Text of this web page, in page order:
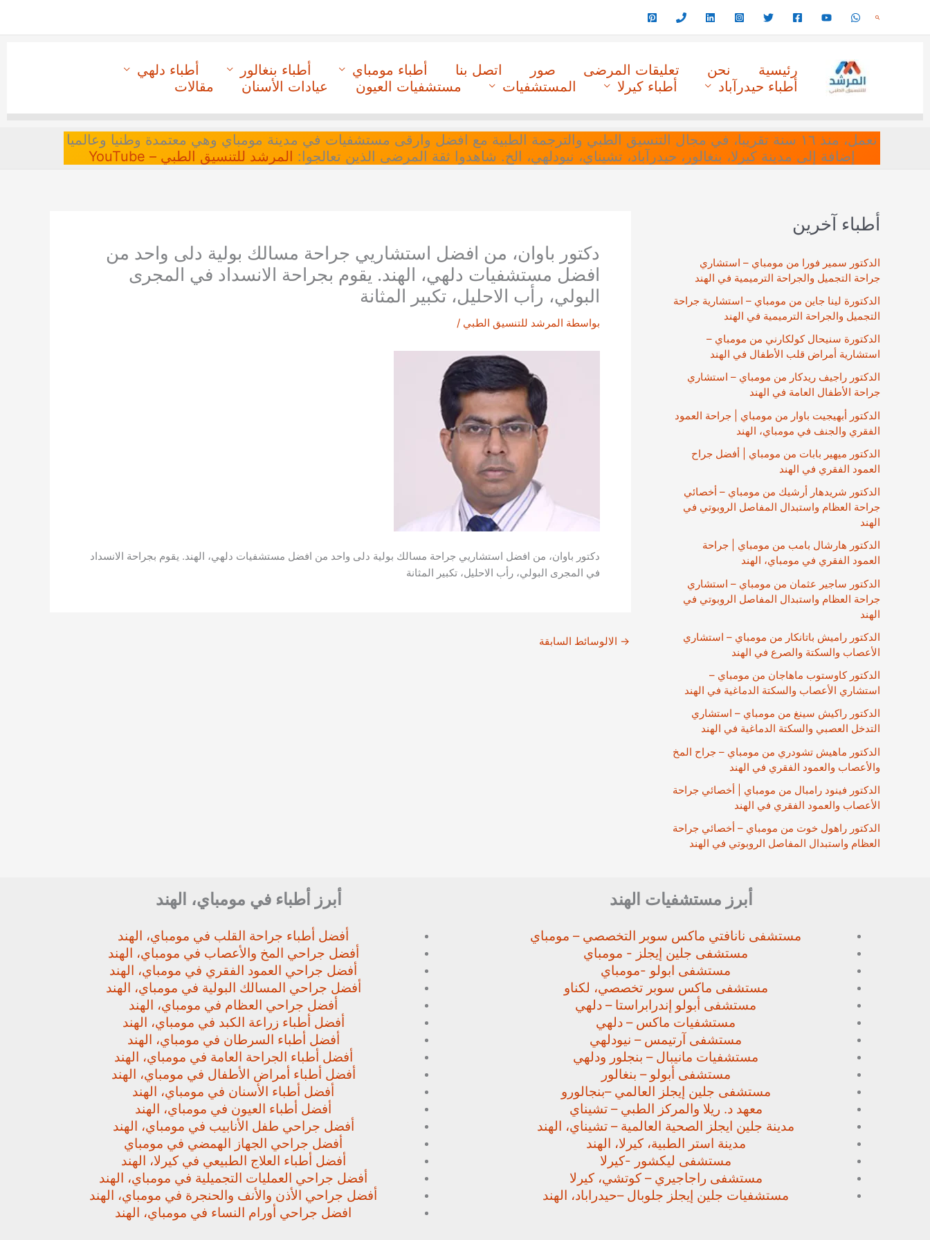
البحث
رئيسية نحن تعليقات المرضى صور اتصل بنا أطباء مومباي أطباء بنغالور
أطباء دلهي
أطباء حيدرآباد
أطباء كيرلا المستشفيات مستشفيات العيون عيادات الأسنان مقالات
نعمل، منذ ١٦ سنة تقريبا، في مجال التنسيق الطبي والترجمة الطبية مع افضل وارقى مستشفيات في مدينة مومباي وهي معتمدة وطنيا وعالميا
إضافة إلى مدينة كيرلا، بنغالور، حيدرآباد، تشيناي، نيودلهي، الخ. شاهدوا ثقة المرضى الذين تعالجوا: المرشد للتنسيق الطبي – YouTube
أطباء آخرين
الدكتور سمير فورا من مومباي – استشاري
جراحة التجميل والجراحة الترميمية في الهند
الدكتورة لينا جاين من مومباي – استشارية جراحة
التجميل والجراحة الترميمية في الهند
الدكتورة سنيحال كولكارني من مومباي –
استشارية أمراض قلب الأطفال في الهند
الدكتور راجيف ريدكار من مومباي – استشاري
جراحة الأطفال العامة في الهند
الدكتور أبهيجيت باوار من مومباي | جراحة العمود
الفقري والجنف في مومباي، الهند
الدكتور ميهير بابات من مومباي | أفضل جراح
العمود الفقري في الهند
الدكتور شريدهار أرشيك من مومباي – أخصائي
جراحة العظام واستبدال المفاصل الروبوتي في
الهند
الدكتور هارشال بامب من مومباي | جراحة
العمود الفقري في مومباي، الهند
الدكتور ساجير عثمان من مومباي – استشاري
جراحة العظام واستبدال المفاصل الروبوتي في
الهند
الدكتور راميش باتانكار من مومباي – استشاري
الأعصاب والسكتة والصرع في الهند
الدكتور كاوستوب ماهاجان من مومباي –
استشاري الأعصاب والسكتة الدماغية في الهند
الدكتور راكيش سينغ من مومباي – استشاري
التدخل العصبي والسكتة الدماغية في الهند
الدكتور ماهيش تشودري من مومباي – جراح المخ
والأعصاب والعمود الفقري في الهند
الدكتور فينود رامبال من مومباي | أخصائي جراحة
الأعصاب والعمود الفقري في الهند
الدكتور راهول خوت من مومباي – أخصائي جراحة
العظام واستبدال المفاصل الروبوتي في الهند
دكتور باوان، من افضل استشاريي جراحة مسالك بولية دلى واحد من
افضل مستشفيات دلهي، الهند. يقوم بجراحة الانسداد في المجرى
البولي، رأب الاحليل، تكبير المثانة
بواسطة المرشد للتنسيق الطبي /
دكتور باوان، من افضل استشاريي جراحة مسالك بولية دلى واحد من افضل مستشفيات دلهي، الهند. يقوم بجراحة الانسداد
في المجرى البولي، رأب الاحليل، تكبير المثانة
→ الالوسائط السابقة
أبرز مستشفيات الهند
مستشفى نانافتي ماكس سوبر التخصصي – مومباي
مستشفى جلين إيجلز - مومباي
مستشفى ابولو -مومباي
مستشفى ماكس سوبر تخصصي، لكناو
مستشفى أبولو إندرابراستا – دلهي
مستشفيات ماكس – دلهي
مستشفى آرتيمس – نيودلهي
مستشفيات مانيبال – بنجلور ودلهي
مستشفى أبولو – بنغالور
مستشفى جلين إيجلز العالمي –بنجالورو
معهد د. ريلا والمركز الطبي – تشيناي
مدينة جلين ايجلز الصحية العالمية – تشيناي، الهند
مدينة استر الطبية، كيرلا، الهند
مستشفى ليكشور -كيرلا
مستشفى راجاجيري – كوتشي، كيرلا
مستشفيات جلين إيجلز جلوبال –حيدراباد، الهند
أبرز أطباء في مومباي، الهند
أفضل أطباء جراحة القلب في مومباي، الهند
أفضل جراحي المخ والأعصاب في مومباي، الهند
أفضل جراحي العمود الفقري في مومباي، الهند
أفضل جراحي المسالك البولية في مومباي، الهند
أفضل جراحي العظام في مومباي، الهند
أفضل أطباء زراعة الكبد في مومباي، الهند
أفضل أطباء السرطان في مومباي، الهند
أفضل أطباء الجراحة العامة في مومباي، الهند
أفضل أطباء أمراض الأطفال في مومباي، الهند
أفضل أطباء الأسنان في مومباي، الهند
أفضل أطباء العيون في مومباي، الهند
أفضل جراحي طفل الأنابيب في مومباي، الهند
أفضل جراحي الجهاز الهمضي في مومباي
أفضل أطباء العلاج الطبيعي في كيرلا، الهند
أفضل جراحي العمليات التجميلية في مومباي، الهند
أفضل جراحي الأذن والأنف والحنجرة في مومباي، الهند
افضل جراحي أورام النساء في مومباي، الهند